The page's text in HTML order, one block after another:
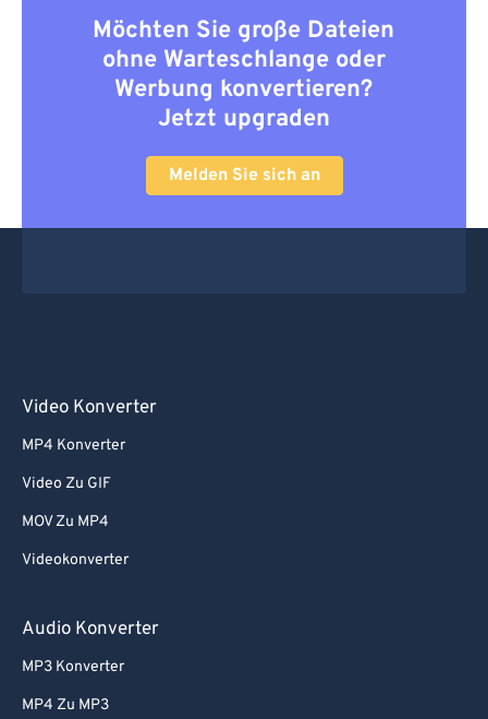
Möchten Sie große Dateien
ohne Warteschlange oder
Werbung konvertieren?
Jetzt upgraden
Melden Sie sich an
Video Konverter
MP4 Konverter
Video Zu GIF
MOV Zu MP4
Videokonverter
Audio Konverter
MP3 Konverter
MP4 Zu MP3